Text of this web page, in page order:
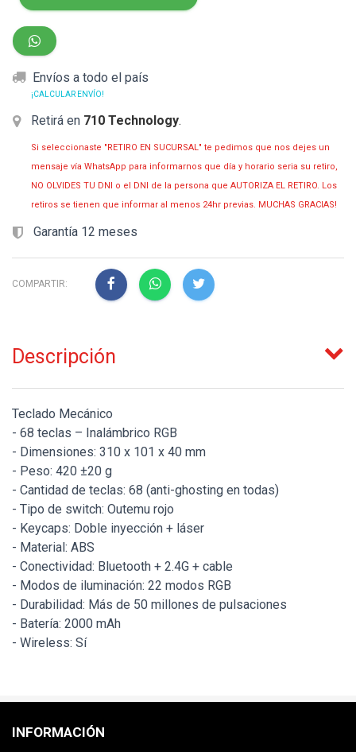
Envíos a todo el país
¡CALCULAR ENVÍO!
Retirá en 710 Technology.
Si seleccionaste "RETIRO EN SUCURSAL" te pedimos que nos dejes un
mensaje vía WhatsApp para informarnos que día y horario seria su retiro,
NO OLVIDES TU DNI o el DNI de la persona que AUTORIZA EL RETIRO. Los
retiros se tienen que informar al menos 24hr previas. MUCHAS GRACIAS!
Garantía 12 meses
COMPARTIR:
Descripción
Teclado Mecánico
- 68 teclas – Inalámbrico RGB
- Dimensiones: 310 x 101 x 40 mm
- Peso: 420 ±20 g
- Cantidad de teclas: 68 (anti-ghosting en todas)
- Tipo de switch: Outemu rojo
- Keycaps: Doble inyección + láser
- Material: ABS
- Conectividad: Bluetooth + 2.4G + cable
- Modos de iluminación: 22 modos RGB
- Durabilidad: Más de 50 millones de pulsaciones
- Batería: 2000 mAh
- Wireless: Sí
INFORMACIÓN